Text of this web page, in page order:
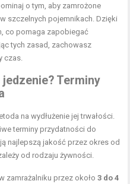
o tym, aby zamrożone
szczelnych pojemnikach. Dzięki
co pomaga zapobiegać
tych zasad, zachowasz
czas.
Terminy
na wydłużenie jej trwałości.
terminy przydatności do
najlepszą jakość przez okres od
od rodzaju żywności.
zamrażalniku przez około3 do 4